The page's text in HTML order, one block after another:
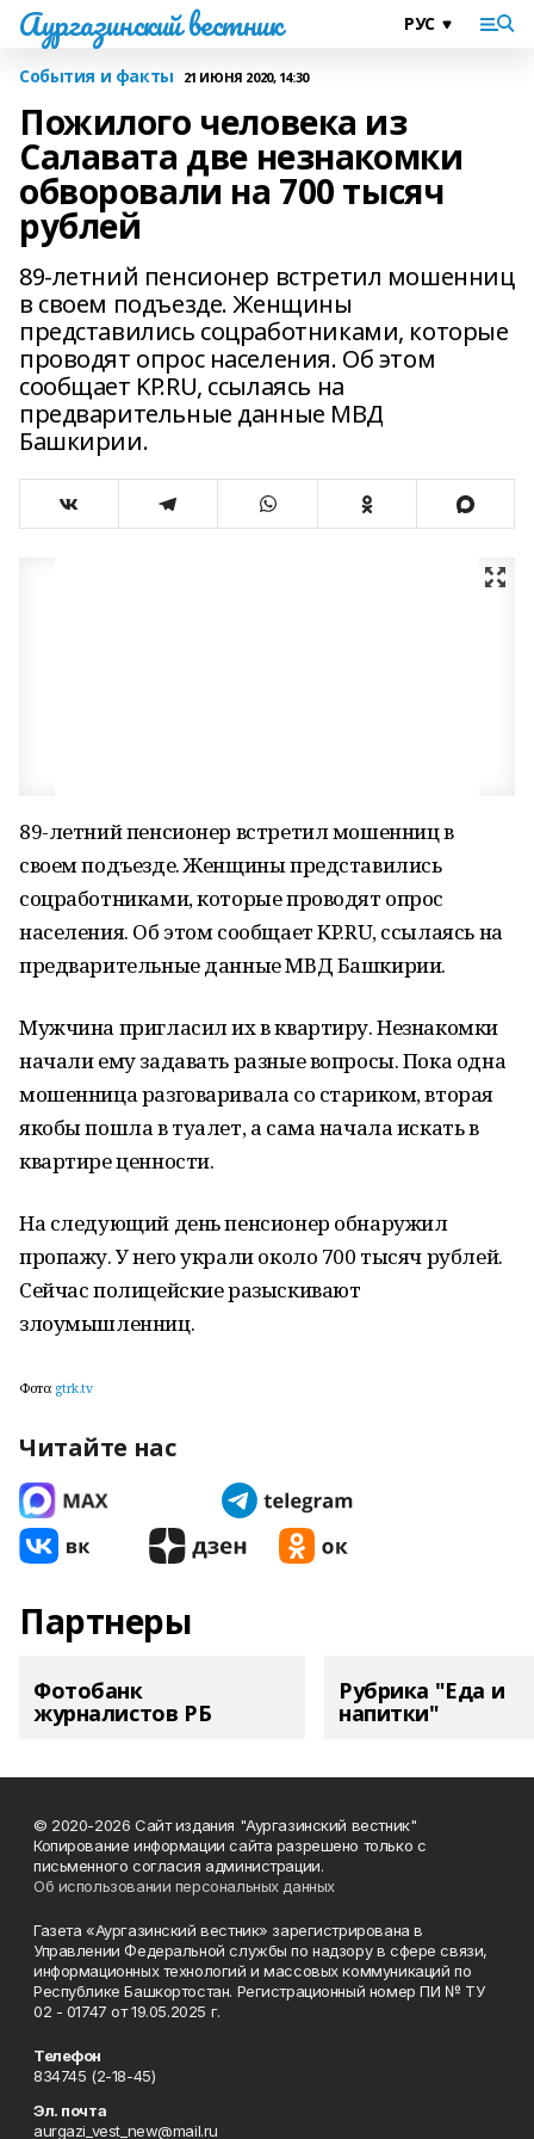
Аургазинский вестник
События и факты 21 ИЮНЯ 2020, 14:30
Пожилого человека из
Салавата две незнакомки
обворовали на 700 тысяч
рублей
89-летний пенсионер встретил мошенниц
в своем подъезде. Женщины
представились соцработниками, которые
проводят опрос населения. Об этом
сообщает KP.RU, ссылаясь на
предварительные данные МВД
Башкирии.
89-летний пенсионер встретил мошенниц в
своем подъезде. Женщины представились
соцработниками, которые проводят опрос
населения. Об этом сообщает KP.RU, ссылаясь на
предварительные данные МВД Башкирии.
Мужчина пригласил их в квартиру. Незнакомки
начали ему задавать разные вопросы. Пока одна
мошенница разговаривала со стариком, вторая
якобы пошла в туалет, а сама начала искать в
квартире ценности.
На следующий день пенсионер обнаружил
пропажу. У него украли около 700 тысяч рублей.
Сейчас полицейские разыскивают
злоумышленниц.
Фото: gtrk.tv
Читайте нас
Партнеры
Фотобанк
журналистов РБ
Рубрика "Еда и
напитки"
© 2020-2026 Сайт издания "Аургазинский вестник"
Копирование информации сайта разрешено только с
письменного согласия администрации.
Об использовании персональных данных
Газета «Аургазинский вестник» зарегистрирована в
Управлении Федеральной службы по надзору в сфере связи,
информационных технологий и массовых коммуникаций по
Республике Башкортостан. Регистрационный номер ПИ № ТУ
02 - 01747 от 19.05.2025 г.
Телефон
834745 (2-18-45)
Эл. почта
aurgazi_vest_new@mail.ru